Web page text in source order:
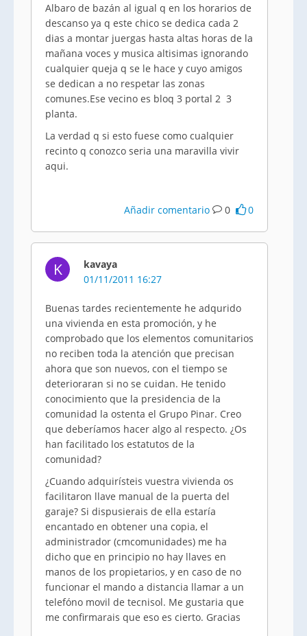
Albaro de bazán al igual q en los horarios de
descanso ya q este chico se dedica cada 2
dias a montar juergas hasta altas horas de la
mañana voces y musica altisimas ignorando
cualquier queja q se le hace y cuyo amigos
se dedican a no respetar las zonas
comunes.Ese vecino es bloq 3 portal 2 3
planta.
La verdad q si esto fuese como cualquier
recinto q conozco seria una maravilla vivir
aqui.
Añadir comentario 0 0
K
kavaya
01/11/2011 16:27
Buenas tardes recientemente he adqurido
una vivienda en esta promoción, y he
comprobado que los elementos comunitarios
no reciben toda la atención que precisan
ahora que son nuevos, con el tiempo se
deterioraran si no se cuidan. He tenido
conocimiento que la presidencia de la
comunidad la ostenta el Grupo Pinar. Creo
que deberíamos hacer algo al respecto. ¿Os
han facilitado los estatutos de la
comunidad?
¿Cuando adquirísteis vuestra vivienda os
facilitaron llave manual de la puerta del
garaje? Si dispusierais de ella estaría
encantado en obtener una copia, el
administrador (cmcomunidades) me ha
dicho que en principio no hay llaves en
manos de los propietarios, y en caso de no
funcionar el mando a distancia llamar a un
telefóno movil de tecnisol. Me gustaria que
me confirmarais que eso es cierto. Gracias